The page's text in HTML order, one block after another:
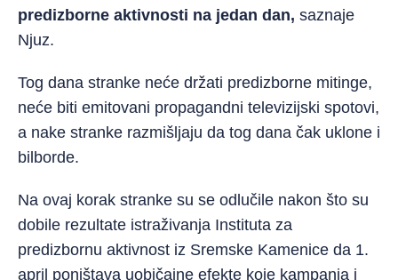
predizborne aktivnosti na jedan dan, saznaje
Njuz.
Tog dana stranke neće držati predizborne mitinge,
neće biti emitovani propagandni televizijski spotovi,
a nake stranke razmišljaju da tog dana čak uklone i
bilborde.
Na ovaj korak stranke su se odlučile nakon što su
dobile rezultate istraživanja Instituta za
predizbornu aktivnost iz Sremske Kamenice da 1.
april poništava uobičajne efekte koje kampanja i